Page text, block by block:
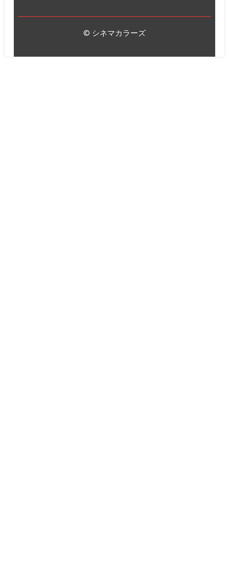
© シネマカラーズ